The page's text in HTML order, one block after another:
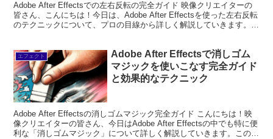
Adobe After Effectsでの左右反転の完全ガイド 映像クリエイターの
皆さん、こんにちは！今日は、Adobe After Effectsを使った左右反転
のテクニックについて、プロの目線から詳しく解説していきます。左
エフェクト
Adobe After Effectsで消しゴム
マジックを使いこなす完全ガイド
と効果的なテクニック
Adobe After Effectsの消しゴムマジック完全ガイド こんにちは！映
像クリエイターの皆さん、今日はAdobe After Effectsの中でも特に便
利な「消しゴムマジック」について詳しく解説していきます。このツ